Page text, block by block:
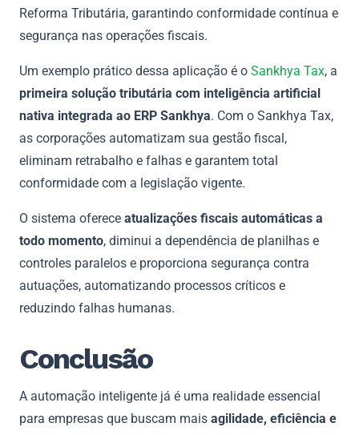
Reforma Tributária, garantindo conformidade contínua e
segurança nas operações fiscais.
Um exemplo prático dessa aplicação é o Sankhya Tax, a
primeira solução tributária com inteligência artificial
nativa integrada ao ERP Sankhya. Com o Sankhya Tax,
as corporações automatizam sua gestão fiscal,
eliminam retrabalho e falhas e garantem total
conformidade com a legislação vigente.
O sistema oferece atualizações fiscais automáticas a
todo momento, diminui a dependência de planilhas e
controles paralelos e proporciona segurança contra
autuações, automatizando processos críticos e
reduzindo falhas humanas.
Conclusão
A automação inteligente já é uma realidade essencial
para empresas que buscam mais agilidade, eficiência e